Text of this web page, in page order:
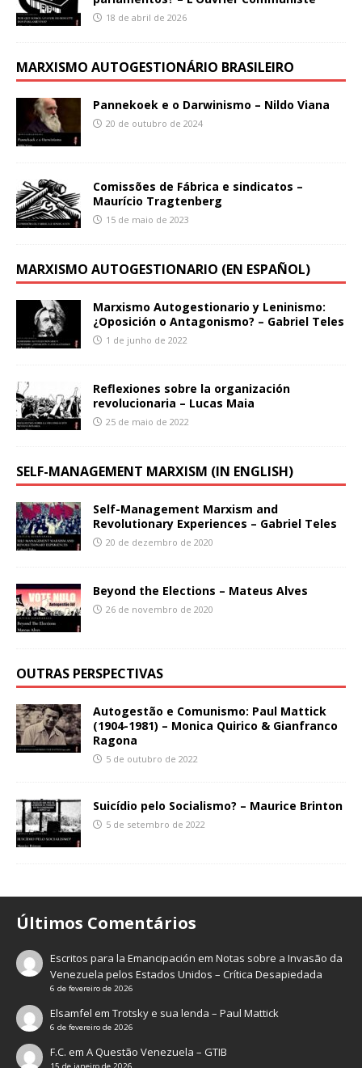
18 de abril de 2026
MARXISMO AUTOGESTIONÁRIO BRASILEIRO
Pannekoek e o Darwinismo – Nildo Viana
20 de outubro de 2024
Comissões de Fábrica e sindicatos –
Maurício Tragtenberg
15 de maio de 2023
MARXISMO AUTOGESTIONARIO (EN ESPAÑOL)
Marxismo Autogestionario y Leninismo:
¿Oposición o Antagonismo? – Gabriel Teles
1 de junho de 2022
Reflexiones sobre la organización
revolucionaria – Lucas Maia
25 de maio de 2022
SELF-MANAGEMENT MARXISM (IN ENGLISH)
Self-Management Marxism and
Revolutionary Experiences – Gabriel Teles
20 de dezembro de 2020
Beyond the Elections – Mateus Alves
26 de novembro de 2020
OUTRAS PERSPECTIVAS
Autogestão e Comunismo: Paul Mattick
(1904-1981) – Monica Quirico & Gianfranco
Ragona
5 de outubro de 2022
Suicídio pelo Socialismo? – Maurice Brinton
5 de setembro de 2022
Últimos Comentários
Escritos para la Emancipación emNotas sobre a Invasão da
Venezuela pelos Estados Unidos – Crítica Desapiedada
6 de fevereiro de 2026
Elsamfel emTrotsky e sua lenda – Paul Mattick
6 de fevereiro de 2026
F.C. emA Questão Venezuela – GTIB